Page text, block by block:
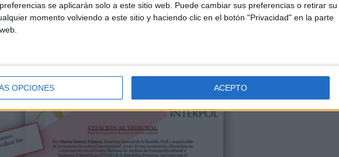
se aplicarán solo a este sitio web. Puede cambiar sus preferencias o retirar su
momento volviendo a este sitio y haciendo clic en el botón "Privacidad" en la parte
OPCIONES ACEPTO